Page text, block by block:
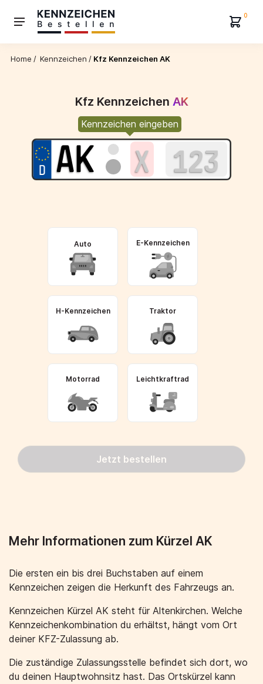
0
Home / Kennzeichen / Kfz Kennzeichen AK
Kfz Kennzeichen AK
Kennzeichen eingeben
Auto E-Kennzeichen
H-Kennzeichen Traktor
Motorrad Leichtkraftrad
Jetzt bestellen
Mehr Informationen zum Kürzel AK
Die ersten ein bis drei Buchstaben auf einem
Kennzeichen zeigen die Herkunft des Fahrzeugs an.
Kennzeichen Kürzel AK steht für Altenkirchen. Welche
Kennzeichenkombination du erhältst, hängt vom Ort
deiner KFZ-Zulassung ab.
Die zuständige Zulassungsstelle befindet sich dort, wo
du deinen Hauptwohnsitz hast. Das Ortskürzel kann